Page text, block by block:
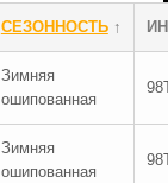
СЕЗОННОСТЬ↑
Зимняя
ошипованная
Зимняя
ошипованная